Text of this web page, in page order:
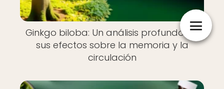
Ginkgo biloba: Un análisis profundo de
sus efectos sobre la memoria y la
circulación